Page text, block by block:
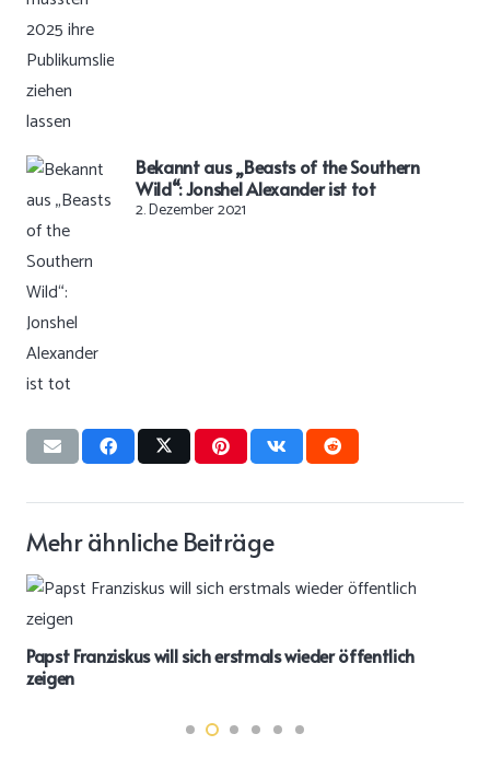
Bekannt aus „Beasts of the Southern
Wild“: Jonshel Alexander ist tot
2. Dezember 2021
Mehr ähnliche Beiträge
Papst Franziskus will sich erstmals wieder öffentlich
zeigen